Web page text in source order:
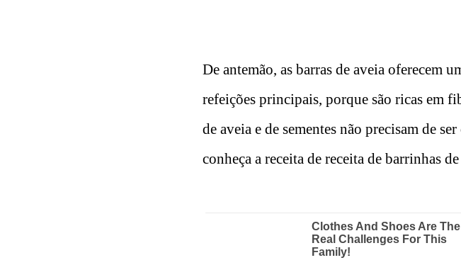
De antemão, as barras de aveia oferecem
refeições principais, porque são ricas em
de aveia e de sementes não precisam de
conheça a receita de receita de barrinhas